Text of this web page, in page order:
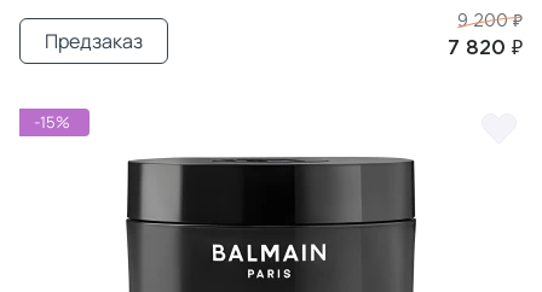
9 200 ₽
7 820 ₽
Предзаказ
-15%